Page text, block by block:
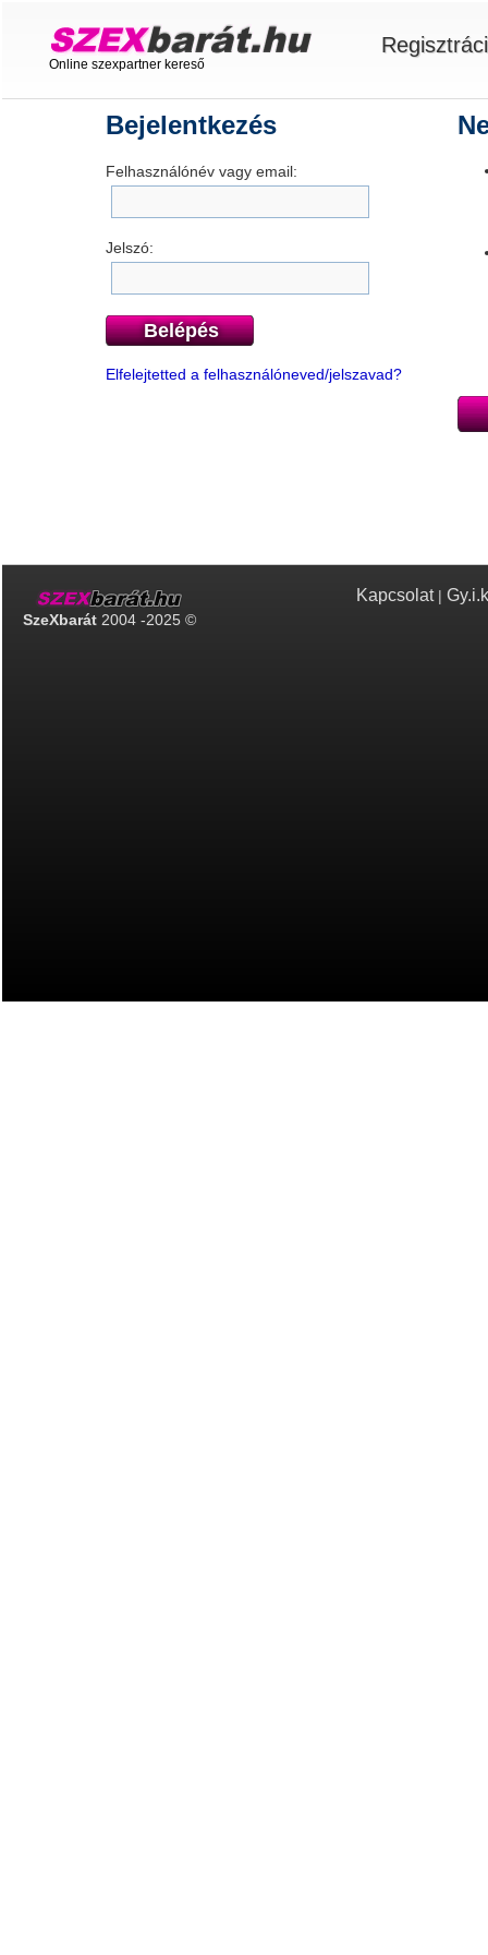
Online szexpartner kereső
Bejelentkezés
Felhasználónév vagy email:
Jelszó:
Belépés
Elfelejtetted a felhasználóneved/jelszavad?
SzeXbarát 2004 -2025 ©
Kapcsolat | Gy.i.k